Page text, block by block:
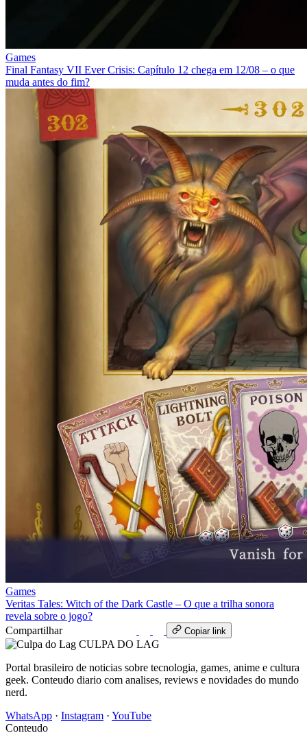
Games
Final Fantasy VII Ever Crisis: Capítulo 12 chega em 12/08 – o que
muda antes do fim?
Games
Veritas Tales: Witch of the Dark Castle – O que a trilha sonora
revela sobre o jogo?
Compartilhar
Copiar link
CULPA DO LAG
Portal brasileiro de noticias sobre tecnologia, games, anime e cultura
geek. Conteudo diario com analises, reviews e novidades do mundo
nerd.
WhatsApp · Instagram · YouTube
Conteudo